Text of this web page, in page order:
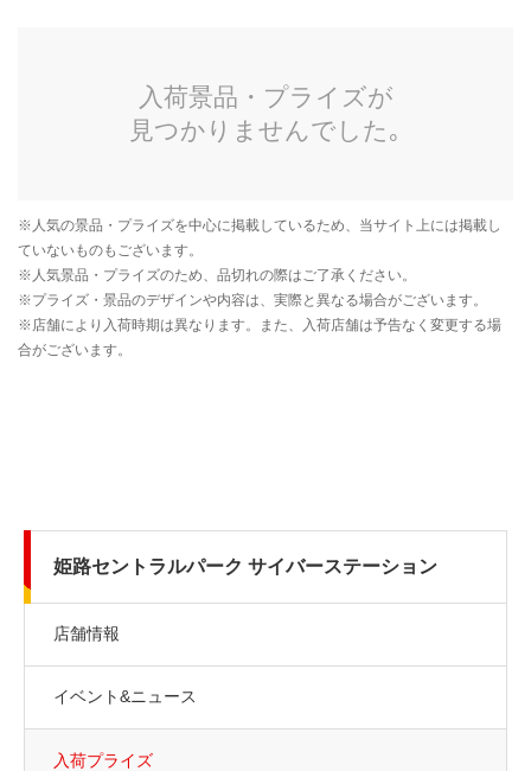
姫路セントラルパーク サイバーステーション
店舗情報
イベント&ニュース
入荷プライズ